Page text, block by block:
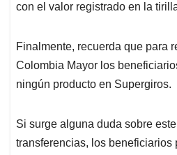
con el valor registrado en la
Finalmente, recuerda que para
Colombia Mayor los
ningún producto en Supergiros.
Si surge alguna duda sobre
transferencias, los beneficiarios